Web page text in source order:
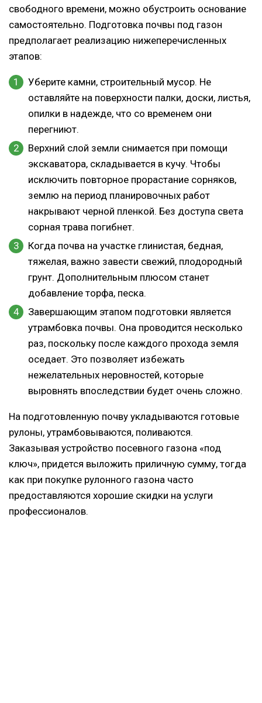
свободного времени, можно обустроить основание
самостоятельно. Подготовка почвы под газон
предполагает реализацию нижеперечисленных
этапов:
Уберите камни, строительный мусор. Не
оставляйте на поверхности палки, доски, листья,
опилки в надежде, что со временем они
перегниют.
Верхний слой земли снимается при помощи
экскаватора, складывается в кучу. Чтобы
исключить повторное прорастание сорняков,
землю на период планировочных работ
накрывают черной пленкой. Без доступа света
сорная трава погибнет.
Когда почва на участке глинистая, бедная,
тяжелая, важно завести свежий, плодородный
грунт. Дополнительным плюсом станет
добавление торфа, песка.
Завершающим этапом подготовки является
утрамбовка почвы. Она проводится несколько
раз, поскольку после каждого прохода земля
оседает. Это позволяет избежать
нежелательных неровностей, которые
выровнять впоследствии будет очень сложно.
На подготовленную почву укладываются готовые
рулоны, утрамбовываются, поливаются.
Заказывая устройство посевного газона «под
ключ», придется выложить приличную сумму, тогда
как при покупке рулонного газона часто
предоставляются хорошие скидки на услуги
профессионалов.